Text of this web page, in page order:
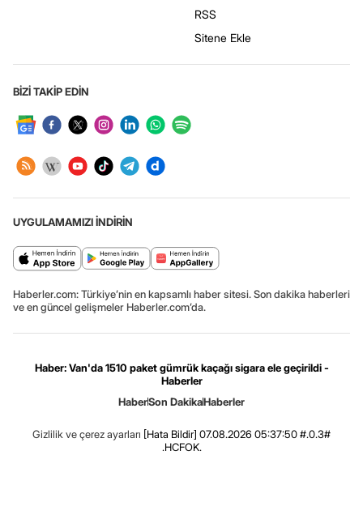
RSS
Sitene Ekle
BİZİ TAKİP EDİN
UYGULAMAMIZI İNDİRİN
Haberler.com: Türkiye’nin en kapsamlı haber sitesi. Son dakika haberleri
ve en güncel gelişmeler Haberler.com’da.
Haber: Van'da 1510 paket gümrük kaçağı sigara ele geçirildi -
Haberler
HaberSon DakikaHaberler
Gizlilik ve çerez ayarları [Hata Bildir] 07.08.2026 05:37:50 #.0.3#
.HCFOK.